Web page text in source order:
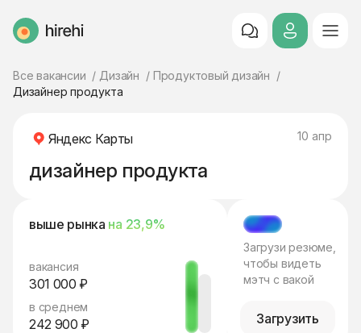
HireHi
Все вакансии Дизайн
Продуктовый дизайн
Дизайнер продукта
Яндекс Карты 10 апр
дизайнер продукта
выше рынка на 23,9%
вакансия
301 000 ₽
в среднем
242 900 ₽
МЭТЧ
Загрузи резюме,
чтобы видеть
мэтч с вакой
Загрузить